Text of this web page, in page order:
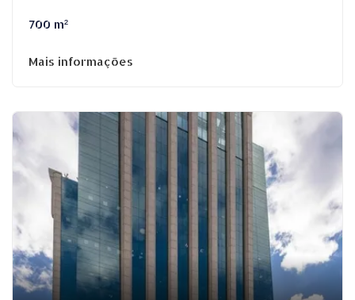
700 m²
Mais informações